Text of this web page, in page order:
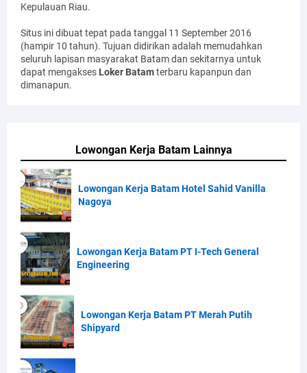
Kepulauan Riau.
Situs ini dibuat tepat pada tanggal 11 September 2016
(hampir 10 tahun). Tujuan didirikan adalah memudahkan
seluruh lapisan masyarakat Batam dan sekitarnya untuk
dapat mengakses Loker Batamterbaru kapanpun dan
dimanapun.
Lowongan Kerja Batam Lainnya
Lowongan Kerja Batam Hotel Sahid Vanilla
Nagoya
Lowongan Kerja Batam PT I-Tech General
Engineering
Lowongan Kerja Batam PT Merah Putih
Shipyard